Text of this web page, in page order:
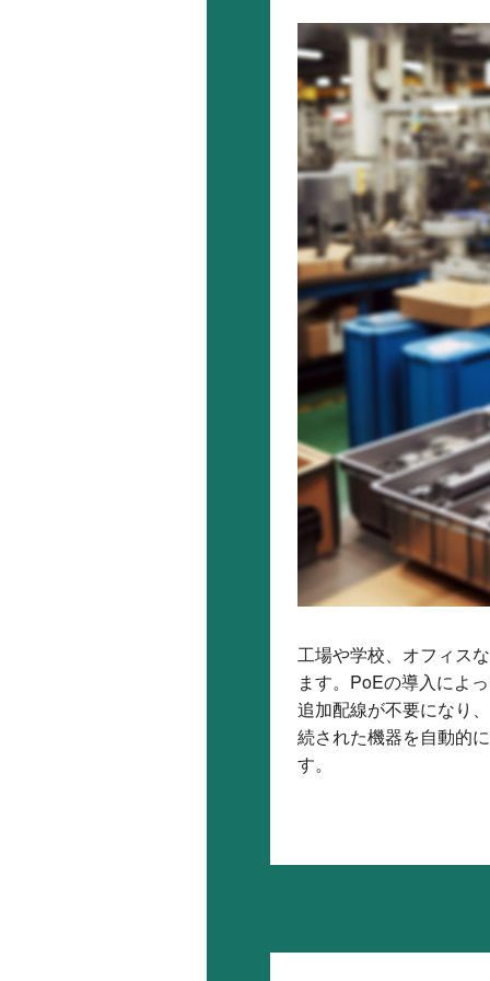
工場や学校、オフィス
ます。PoEの導入によ
追加配線が不要になり
続された機器を自動的
す。